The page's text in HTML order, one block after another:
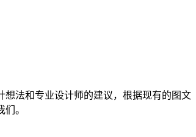
法和专业设计师的建议，根据现有的图文
。